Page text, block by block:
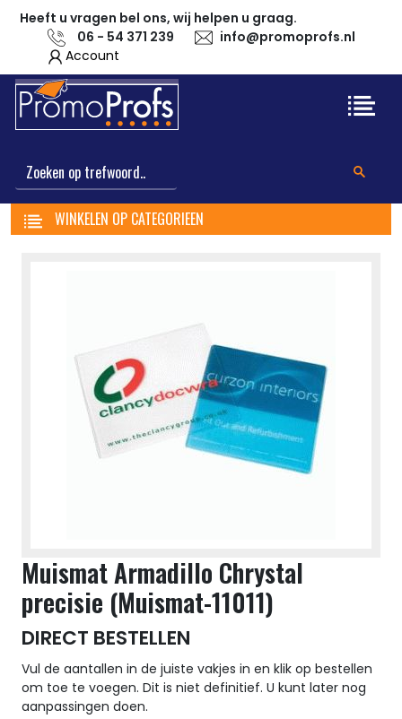
Heeft u vragen bel ons, wij helpen u graag.
06 - 54 371 239
info@promoprofs.nl
Account
WINKELEN OP CATEGORIEEN
Muismat Armadillo Chrystal
precisie (Muismat-11011)
DIRECT BESTELLEN
Vul de aantallen in de juiste vakjes in en klik op bestellen
om toe te voegen. Dit is niet definitief. U kunt later nog
aanpassingen doen.